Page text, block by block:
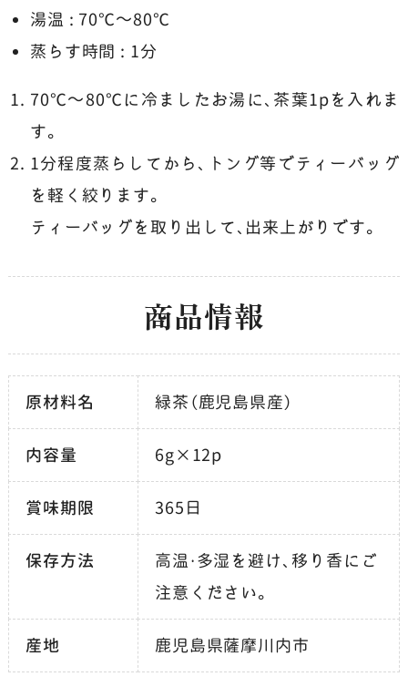
湯温 : 70℃～80℃
蒸らす時間 : 1分
70℃～80℃に冷ましたお湯に、茶葉1pを入れま
す。
1分程度蒸らしてから、トング等でティーバッグ
を軽く絞ります。
ティーバッグを取り出して、出来上がりです。
商品情報
原材料名 緑茶（鹿児島県産）
内容量 6g×12p
賞味期限 365日
保存方法
高温・多湿を避け、移り香にご
注意ください。
産地 鹿児島県薩摩川内市